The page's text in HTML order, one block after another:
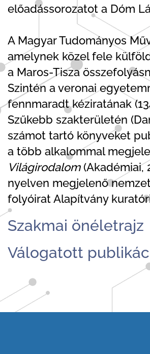
előadássorozatot a Dóm
A Magyar Tudományos
amelynek közel fele
a Maros-Tisza
Szintén a veronai
fennmaradt kéziratának
Szűkebb szakterületén
számot tartó könyveket
a több alkalommal
Világirodalom(Akadémiai,
nyelven megjelenő
folyóirat Alapítvány
Szakmai önéletrajz
Válogatott